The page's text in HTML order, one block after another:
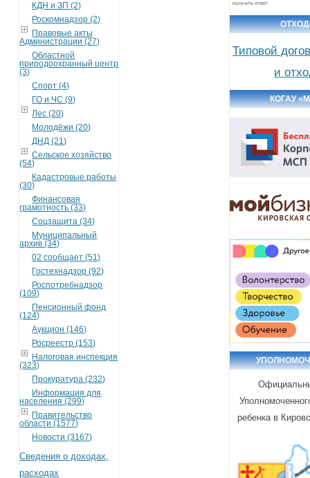
КДН и ЗП (2)
Роскомнадзор (2)
Правовые акты
Администрации (27)
Областной
природоохранный центр
(3)
Спорт (4)
ГО и ЧС (9)
Лес (20)
Молодёжи (20)
ДНД (21)
Сельское хозяйство
(54)
Кадастровые работы
(30)
Финансовая
грамотность (33)
Соцзащита (34)
Муниципальный
архив (34)
02 сообщает (51)
Гостехнадзор (92)
Роспотребнадзор
(109)
Пенсионный фонд
(124)
Аукцион (146)
Росреестр (153)
Налоговая инспекция
(323)
Прокуратура (232)
Информация для
населения (299)
Правительство
области (1577)
Новости (3167)
Сведения о доходах,
расходах
Типовой
и
КОГАУ
ребенка в